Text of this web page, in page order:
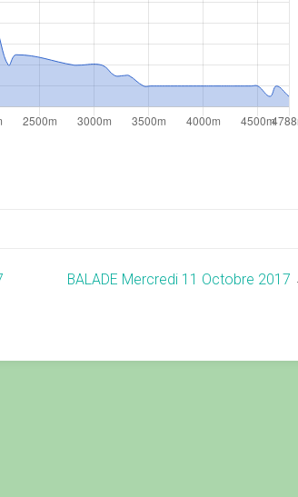
BALADE Mercredi 11 Octobre 2017